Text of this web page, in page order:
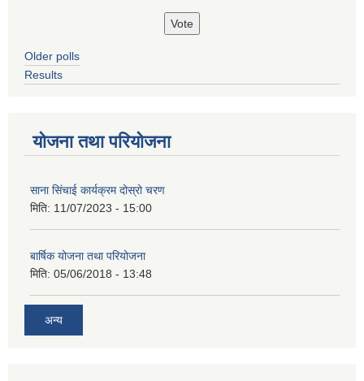
Older polls
Results
योजना तथा परियोजना
साना सिंचाई कार्यक्रम दोस्रो चरण
मिति: 11/07/2023 - 15:00
बार्षिक योजना तथा परियोजना
मिति: 05/06/2018 - 13:48
अन्य